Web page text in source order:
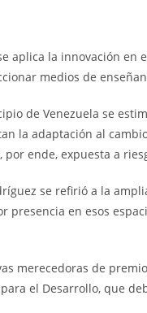
aplica la innovación en
medios de
de Venezuela se
la adaptación al
por ende, expuesta a
se refirió a la
presencia en esos
merecedoras de
el Desarrollo, que